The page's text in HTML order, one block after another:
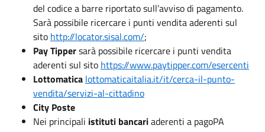
del codice a barre riportato sull’avviso di pagamento.
Sarà possibile ricercare i punti vendita aderenti sul
sito http://locator.sisal.com/;
Pay Tippersarà possibile ricercare i punti vendita
aderenti sul sito https://www.paytipper.com/esercenti
Lottomatica lottomaticaitalia.it/it/cerca-il-punto-
vendita/servizi-al-cittadino
City Poste
Nei principali istituti bancariaderenti a pagoPA